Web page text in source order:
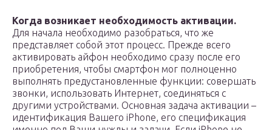
Когда возникает необходимость активации.
Для начала необходимо разобраться, что же
представляет собой этот процесс. Прежде всего
активировать айфон необходимо сразу после его
приобретения, чтобы смартфон мог полноценно
выполнять предустановленные функции: совершать
звонки, использовать Интернет, соединяться с
другими устройствами. Основная задача активации –
идентификация Вашего iPhone, его спецификация